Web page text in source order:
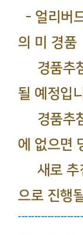
- 얼리버
의 미 경품
경품추
될 예정입
경품추
에 없으면
새로 추
으로 진행